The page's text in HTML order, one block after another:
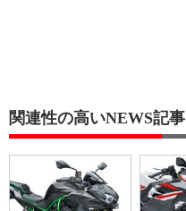
関連性の高いNEWS記事